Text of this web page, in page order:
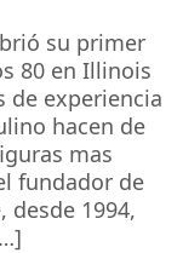
su primer
80 en Illinois
de experiencia
hacen de
mas
fundador de
desde 1994,